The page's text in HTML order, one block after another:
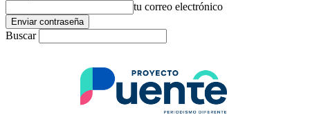
tu correo electrónico
Buscar